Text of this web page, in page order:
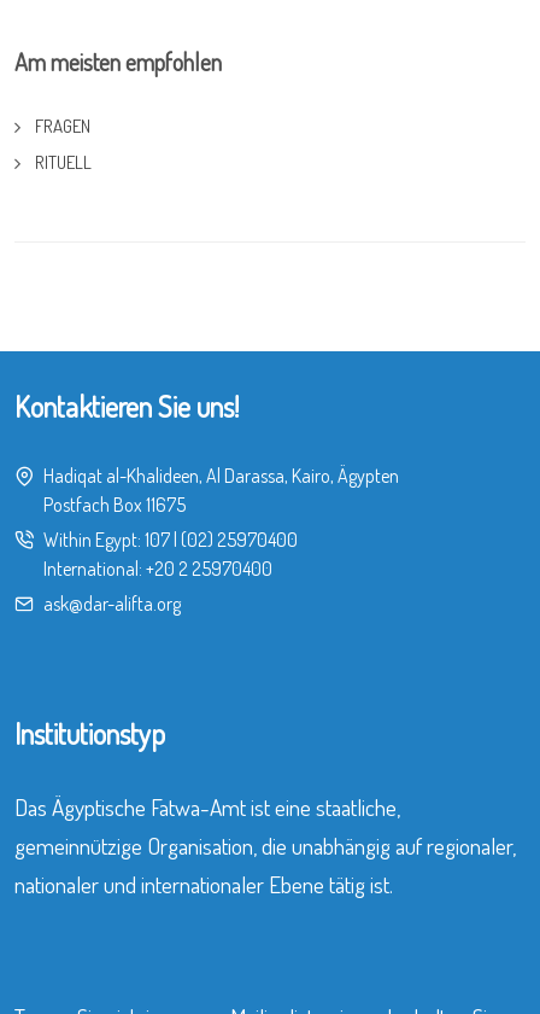
Am meisten empfohlen
FRAGEN
RITUELL
Kontaktieren Sie uns!
Hadiqat al-Khalideen, Al Darassa, Kairo, Ägypten
Postfach Box 11675
Within Egypt: 107| (02) 25970400
International: +20 2 25970400
ask@dar-alifta.org
Institutionstyp
Das Ägyptische Fatwa-Amt ist eine staatliche,
gemeinnützige Organisation, die unabhängig auf regionaler,
nationaler und internationaler Ebene tätig ist.